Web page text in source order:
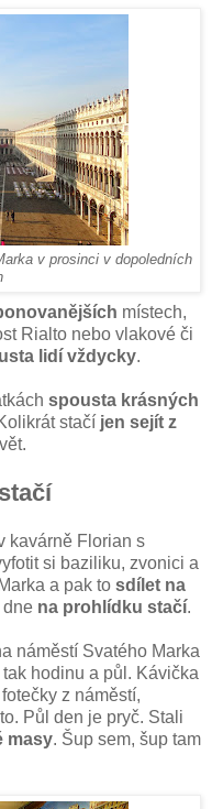
v prosinci v dopoledních
místech,
Rialto nebo vlakové či
lidí vždycky.
spousta krásných
stačí jen sejít z
kavárně Florian s
si baziliku, zvonici a
a pak to sdílet na
dne na prohlídku stačí.
náměstí Svatého Marka
hodinu a půl. Kávička
z náměstí,
Půl den je pryč. Stali
masy. Šup sem, šup tam